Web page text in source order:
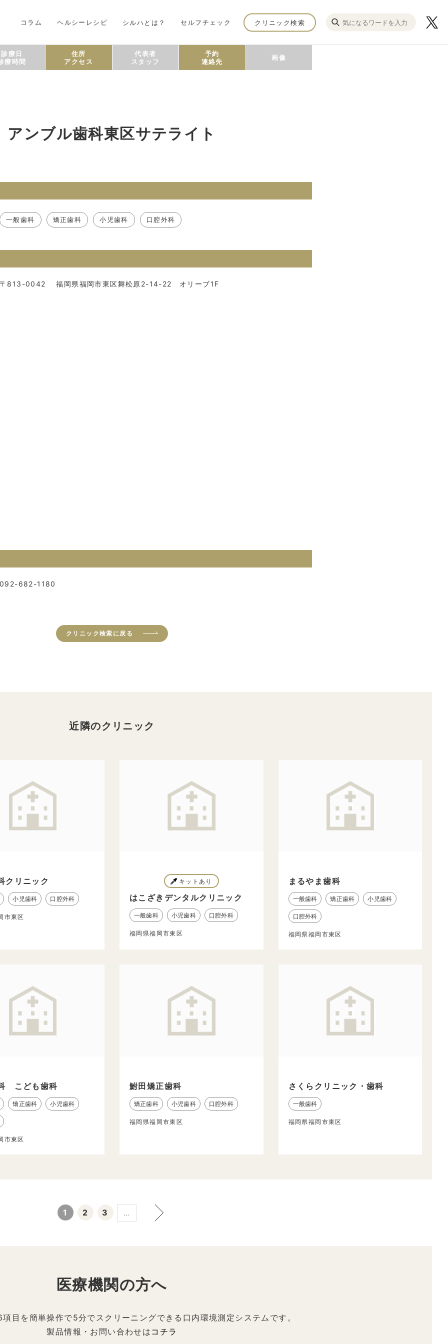
コラム ヘルシーレシピ シルハとは？ セルフチェック クリニック検索
診療日
療時間
住所
アクセス
代表者
スタッフ
予約
連絡先
画像
アンブル歯科東区サテライト
一般歯科 矯正歯科 小児歯科 口腔外科
〒813-0042 福岡県福岡市東区舞松原2-14-22 オリーブ1F
092-682-1180
クリニック検索に戻る
近隣のクリニック
クリニック
小児歯科 口腔外科
市東区
キットあり
はこざきデンタルクリニック
一般歯科 小児歯科 口腔外科
福岡県福岡市東区
まるやま歯科
一般歯科 矯正歯科 小児歯科
口腔外科
福岡県福岡市東区
こども歯科
矯正歯科 小児歯科
市東区
鮒田矯正歯科
矯正歯科 小児歯科 口腔外科
福岡県福岡市東区
さくらクリニック・歯科
一般歯科
福岡県福岡市東区
1 2 3 …
医療機関の方へ
目を簡単操作で5分でスクリーニングできる口内環境測定システムです。
製品情報・お問い合わせは コチラ